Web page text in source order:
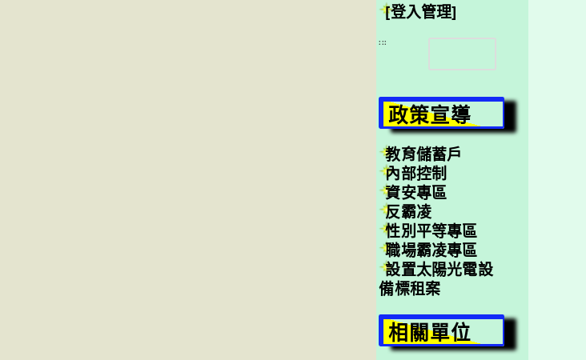
[登入管理]
:::
搜
尋
政策宣導
教育儲蓄戶
內部控制
資安專區
反霸凌
性別平等專區
職場霸凌專區
設置太陽光電設
備標租案
相關單位